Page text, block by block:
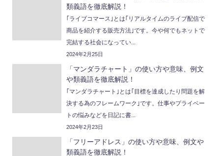
類義語を徹底解説！
｢ライブコマース｣とは｢リアルタイムのライブ配信で
商品を紹介する販売方法｣です。今や何でもネットで
完結する社会になってい...
2024年2月25日
「マンダラチャート」の使い方や意味、例文
や類義語を徹底解説！
｢マンダラチャート｣とは｢目標を達成したり問題を解
決する為のフレームワーク｣です。仕事やプライベー
トの悩みなどを日記に書...
2024年2月23日
「フリーアドレス」の使い方や意味、例文や
類義語を徹底解説！